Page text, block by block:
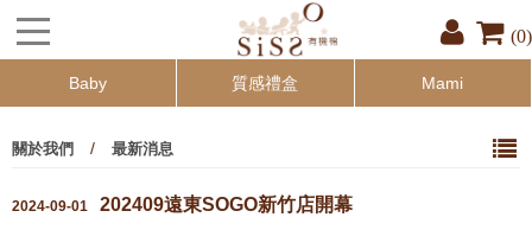
(0)
Baby 質感禮盒 Mami
關於我們 / 最新消息
2024-09-01 202409遠東SOGO新竹店開幕